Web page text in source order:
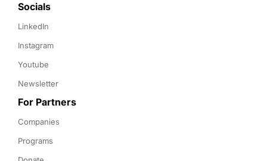
Socials
LinkedIn
Instagram
Youtube
Newsletter
For Partners
Companies
Programs